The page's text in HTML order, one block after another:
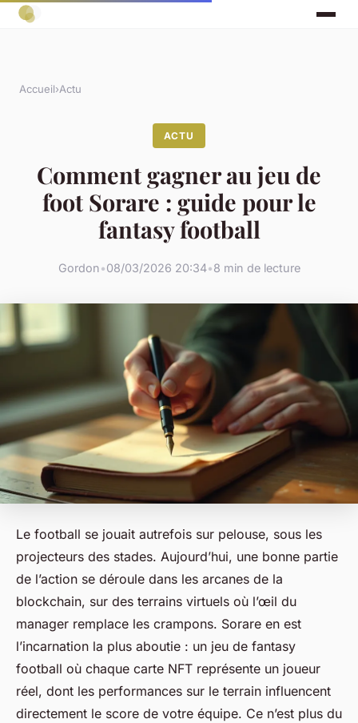
Accueil›Actu
ACTU
Comment gagner au jeu de
foot Sorare : guide pour le
fantasy football
Gordon•08/03/2026 20:34•8 min de lecture
Le football se jouait autrefois sur pelouse, sous les
projecteurs des stades. Aujourd’hui, une bonne partie
de l’action se déroule dans les arcanes de la
blockchain, sur des terrains virtuels où l’œil du
manager remplace les crampons. Sorare en est
l’incarnation la plus aboutie : un jeu de fantasy
football où chaque carte NFT représente un joueur
réel, dont les performances sur le terrain influencent
directement le score de votre équipe. Ce n’est plus du